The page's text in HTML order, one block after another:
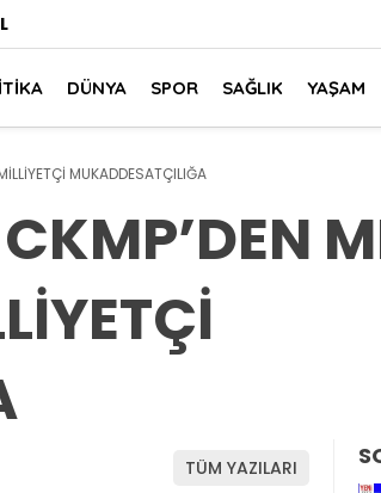
DÜNYA SPOR SAĞLIK YAŞAM
MUKADDESATÇILIĞA
TÜM YAZILARI